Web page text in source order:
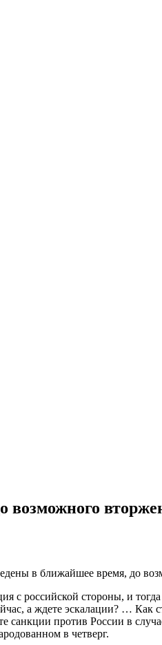
возможного
в ближайшее время, до
с российской стороны, и
а ждете эскалации? …
против России в
в четверг.